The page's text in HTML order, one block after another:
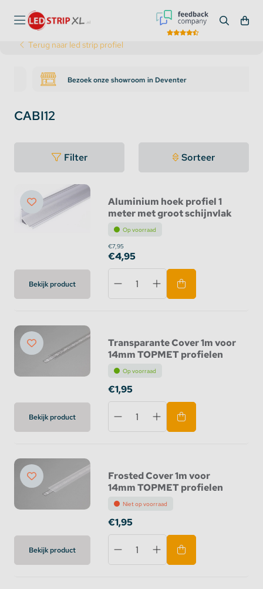
Terug naar led strip profiel
Bezoek onze showroom in Deventer
CABI12
Filter Sorteer
Bekijk product
Aluminium hoek profiel 1
meter met groot schijnvlak
Op voorraad
€7,95
€4,95
Bekijk product
Transparante Cover 1m voor
14mm TOPMET profielen
Op voorraad
€1,95
Bekijk product
Frosted Cover 1m voor
14mm TOPMET profielen
Niet op voorraad
€1,95